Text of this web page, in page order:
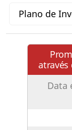
Plano de
Data